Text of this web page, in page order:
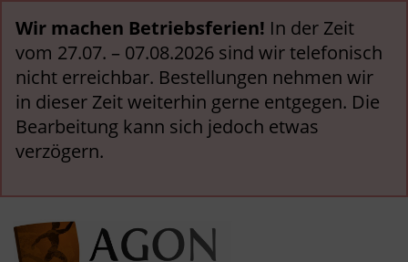
Wir machen Betriebsferien! In der Zeit
vom 27.07. – 07.08.2026 sind wir telefonisch
nicht erreichbar. Bestellungen nehmen wir
in dieser Zeit weiterhin gerne entgegen. Die
Bearbeitung kann sich jedoch etwas
verzögern.